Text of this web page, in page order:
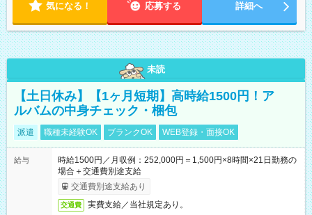
気になる！ 応募する 詳細へ
未読
【土日休み】【1ヶ月短期】高時給1500円！ア
ルバムの中身チェック・梱包
派遣 職種未経験OK ブランクOK WEB登録・面接OK
給与
時給1500円／月収例：252,000円＝1,500円×8時間×21日勤務の
場合＋交通費別途支給
交通費別途支給あり
交通費 実費支給／当社規定あり。